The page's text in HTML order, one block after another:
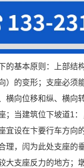
的基本原则：上部结
的变形；支座必须
横向位移和纵、横向
；当建筑位下坡道1
宜设在卞要行车方向
理，闶为此处支座的
大支座反力的地方；